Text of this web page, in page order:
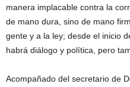
manera implacable contra la
de mano dura, sino de mano
gente y a la ley; desde el inicio
habrá diálogo y política, pero
Acompañado del secretario de